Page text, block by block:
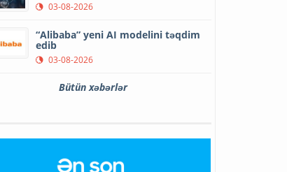
03-08-2026
“Alibaba” yeni AI modelini təqdim
edib
03-08-2026
Bütün xəbərlər